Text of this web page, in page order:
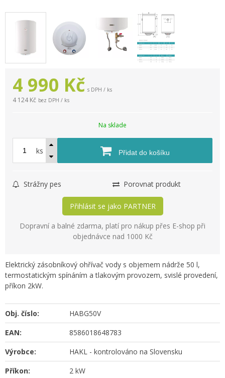
4 990 Kč s DPH / ks
4 124 Kč bez DPH / ks
Na sklade
ks Přidat do košíku
Strážny pes Porovnat produkt
Přihlásit se jako PARTNER
Dopravní a balné zdarma, platí pro nákup přes E-shop při
objednávce nad 1000 Kč
Elektrický zásobníkový ohřívač vody s objemem nádrže 50 l,
termostatickým spínáním a tlakovým provozem, svislé provedení,
příkon 2kW.
Obj. číslo:
HABG50V
EAN:
8586018648783
Výrobce:
HAKL - kontrolováno na Slovensku
Příkon:
2 kW